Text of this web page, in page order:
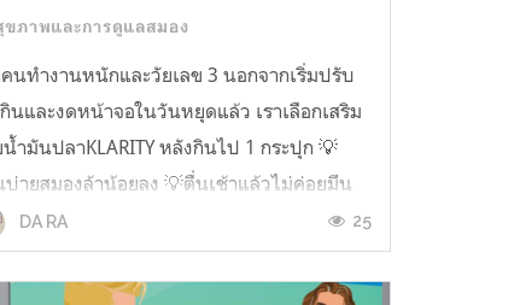
ขภาพและการดูแลสมอง
นทำงานหนักและวัยเลข 3 นอกจากเริ่มปรับ
นและงดหน้าจอในวันหยุดแล้ว เราเลือกเสริม
ำมันปลาKLARITY หลังกินไป 1 กระปุก 💡
ายสมองล้าน้อยลง 💡ตื่นเช้าแล้วไม่ค่อยมึน
ไอเดียไม่ตัน ยิ่งทำงานสาย Content แนะนำ
รมี ชอบตรงที่ไม่มีกลิ่นคาวเลย กินง่ายสุด
ต่เคยกินน้ำมันปลามาเลย ใครที่เคยกิ...
DA RA 25